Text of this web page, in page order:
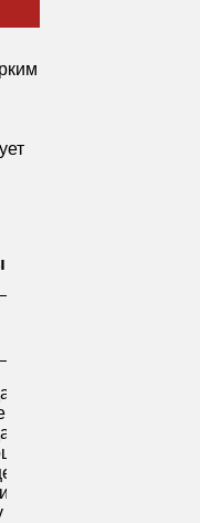
алкоголь
время
алкоголь